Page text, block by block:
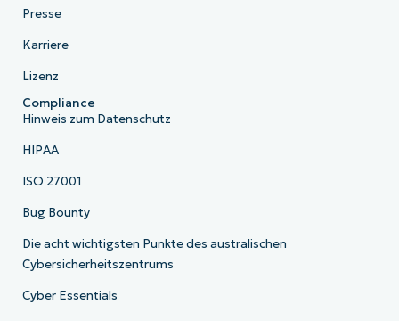
Presse
Karriere
Lizenz
Compliance
Hinweis zum Datenschutz
HIPAA
ISO 27001
Bug Bounty
Die acht wichtigsten Punkte des australischen
Cybersicherheitszentrums
Cyber Essentials